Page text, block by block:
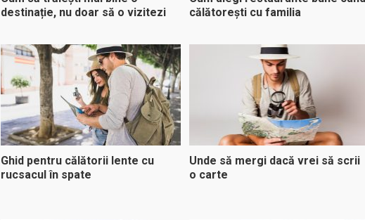
destinație, nu doar să o vizitezi
călătorești cu familia
Ghid pentru călătorii lente cu
rucsacul în spate
Unde să mergi dacă vrei să scrii
o carte